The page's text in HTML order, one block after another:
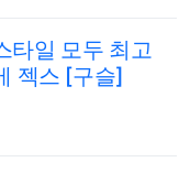
타일 모두 최고
젝스 [구슬]